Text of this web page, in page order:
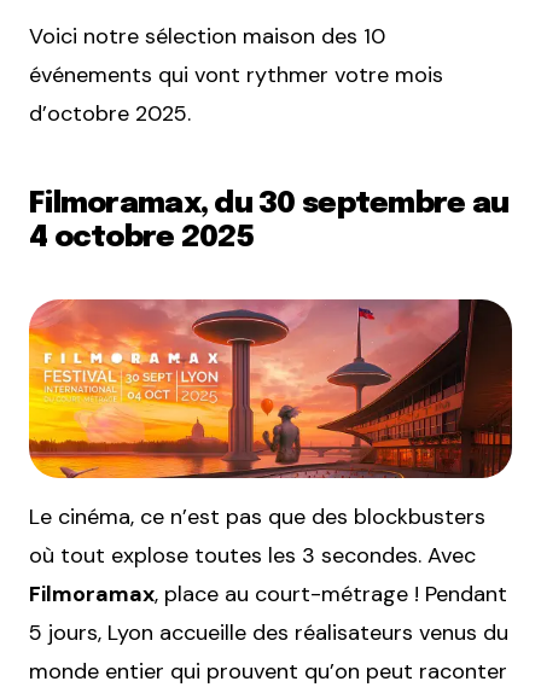
Voici notre sélection maison des 10
événements qui vont rythmer votre mois
d’octobre 2025.
Filmoramax, du 30 septembre au
4 octobre 2025
Le cinéma, ce n’est pas que des blockbusters
où tout explose toutes les 3 secondes. Avec
Filmoramax, place au court-métrage ! Pendant
5 jours, Lyon accueille des réalisateurs venus du
monde entier qui prouvent qu’on peut raconter